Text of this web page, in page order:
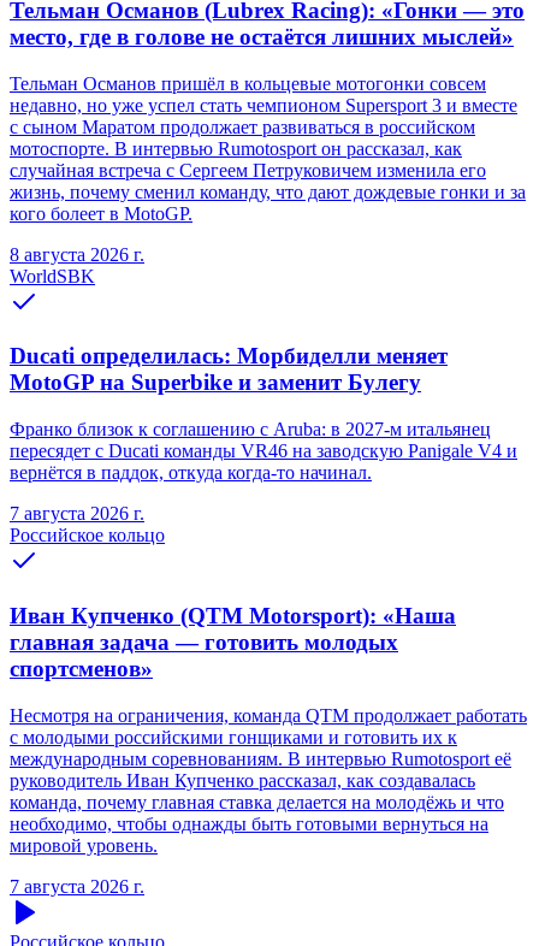
Тельман Османов (Lubrex Racing): «Гонки — это
место, где в голове не остаётся лишних мыслей»
Тельман Османов пришёл в кольцевые мотогонки совсем
недавно, но уже успел стать чемпионом Supersport 3 и вместе
с сыном Маратом продолжает развиваться в российском
мотоспорте. В интервью Rumotosport он рассказал, как
случайная встреча с Сергеем Петруковичем изменила его
жизнь, почему сменил команду, что дают дождевые гонки и за
кого болеет в MotoGP.
8 августа 2026 г.
WorldSBK
Ducati определилась: Морбиделли меняет
MotoGP на Superbike и заменит Булегу
Франко близок к соглашению с Aruba: в 2027-м итальянец
пересядет с Ducati команды VR46 на заводскую Panigale V4 и
вернётся в паддок, откуда когда-то начинал.
7 августа 2026 г.
Российское кольцо
Иван Купченко (QTM Motorsport): «Наша
главная задача — готовить молодых
спортсменов»
Несмотря на ограничения, команда QTM продолжает работать
с молодыми российскими гонщиками и готовить их к
международным соревнованиям. В интервью Rumotosport её
руководитель Иван Купченко рассказал, как создавалась
команда, почему главная ставка делается на молодёжь и что
необходимо, чтобы однажды быть готовыми вернуться на
мировой уровень.
7 августа 2026 г.
Российское кольцо